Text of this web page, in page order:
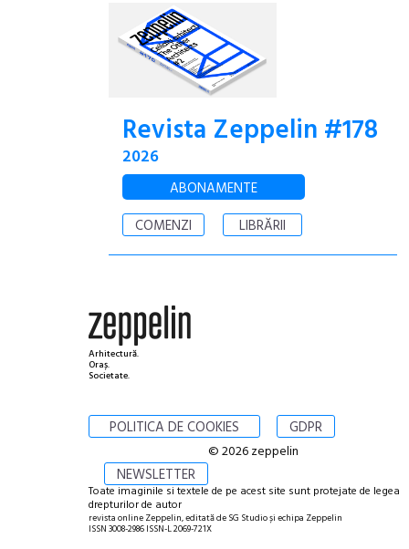
Revista Zeppelin #178
2026
ABONAMENTE
COMENZI
LIBRĂRII
Arhitectură.
Oraș.
Societate.
POLITICA DE COOKIES GDPR
NEWSLETTER
© 2026 zeppelin
Toate imaginile si textele de pe acest site sunt protejate de legea
drepturilor de autor
revista online Zeppelin, editată de SG Studio și echipa Zeppelin
ISSN 3008-2986 ISSN-L 2069-721X